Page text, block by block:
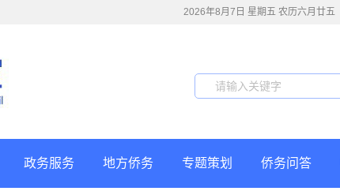
2026年8月7日 星期五 农历六月廿五
政务服务 地方侨务 专题策划 侨务问答